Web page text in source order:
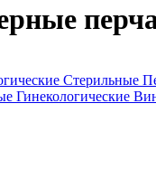
Стерильные
Гинекологические